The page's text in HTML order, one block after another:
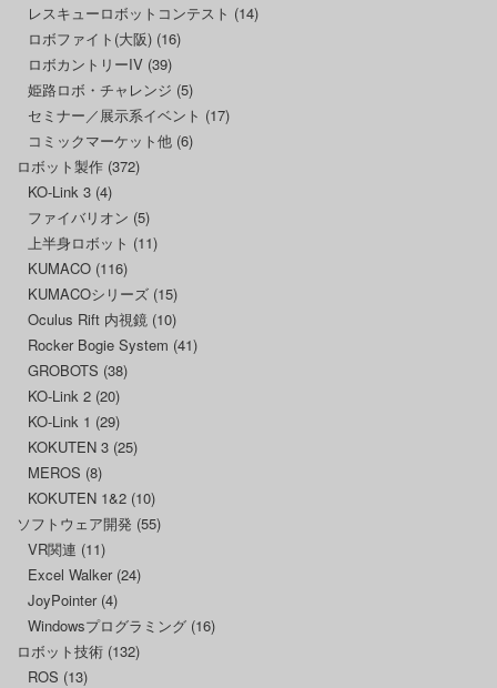
レスキューロボットコンテスト (14)
ロボファイト(大阪) (16)
ロボカントリーIV (39)
姫路ロボ・チャレンジ (5)
セミナー／展示系イベント (17)
コミックマーケット他 (6)
ロボット製作 (372)
KO-Link 3 (4)
ファイバリオン (5)
上半身ロボット (11)
KUMACO (116)
KUMACOシリーズ (15)
Oculus Rift 内視鏡 (10)
Rocker Bogie System (41)
GROBOTS (38)
KO-Link 2 (20)
KO-Link 1 (29)
KOKUTEN 3 (25)
MEROS (8)
KOKUTEN 1&2 (10)
ソフトウェア開発 (55)
VR関連 (11)
Excel Walker(24)
JoyPointer(4)
Windowsプログラミング (16)
ロボット技術 (132)
ROS (13)